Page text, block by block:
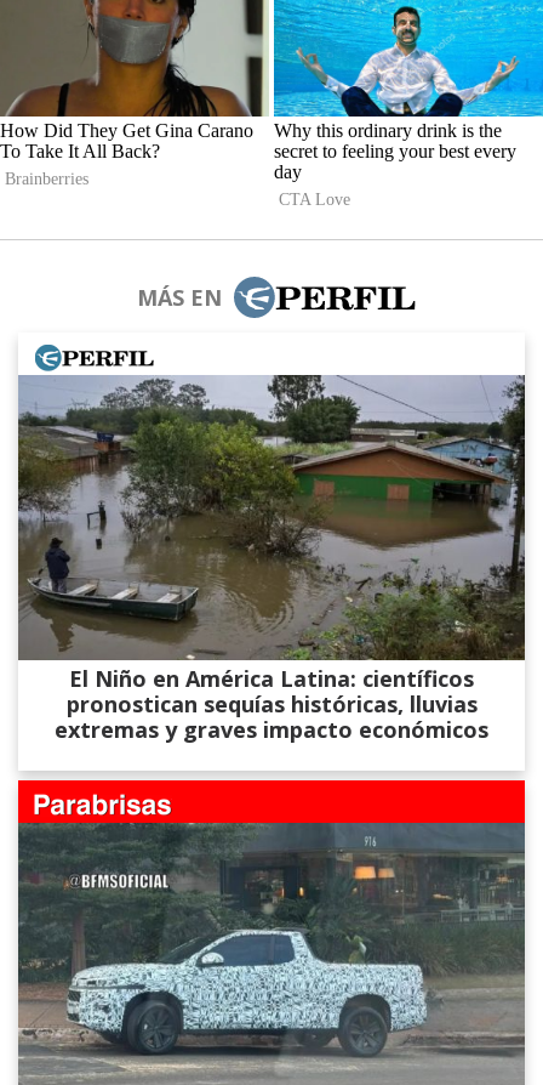
MÁS EN
El Niño en América Latina: científicos
pronostican sequías históricas, lluvias
extremas y graves impacto económicos